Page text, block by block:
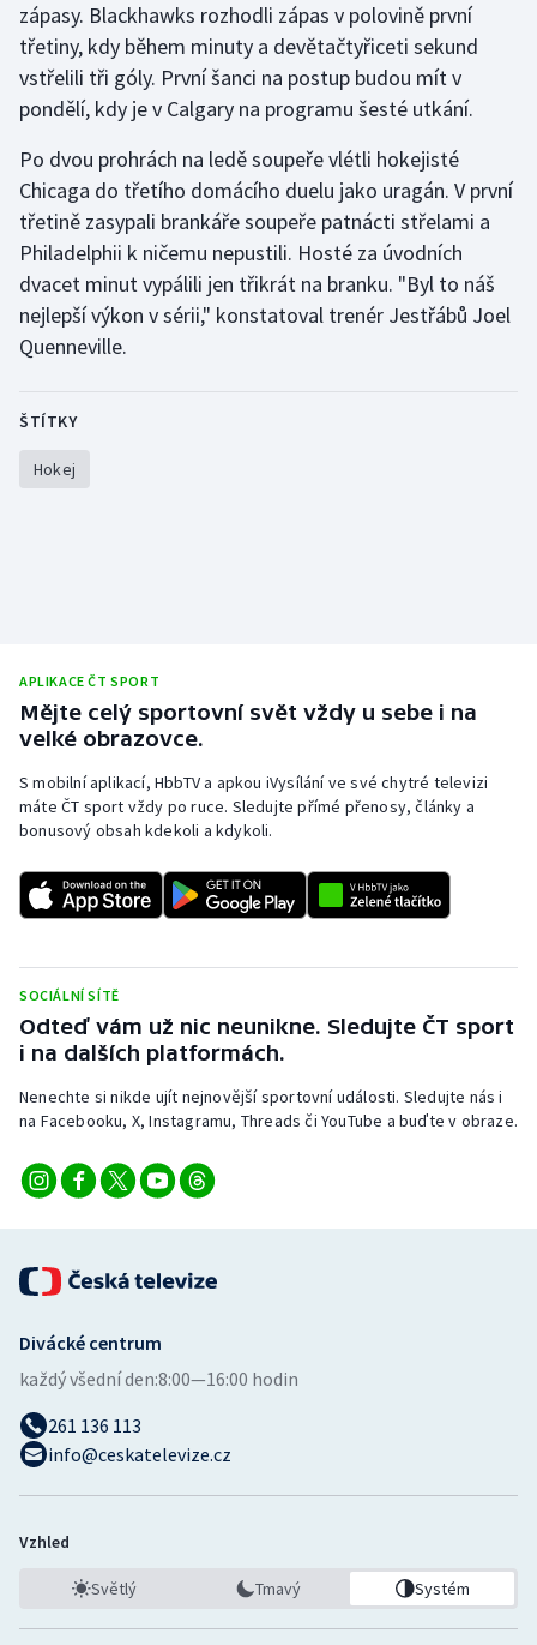
Stolní tenis
Triatlon
Veslování
Vodní slalom
Volejbal
Ostatní
zápasy. Blackhawks rozhodli zápas v polovině první
třetiny, kdy během minuty a devětačtyřiceti sekund
vstřelili tři góly. První šanci na postup budou mít v
pondělí, kdy je v Calgary na programu šesté utkání.
Po dvou prohrách na ledě soupeře vlétli hokejisté
Chicaga do třetího domácího duelu jako uragán. V první
třetině zasypali brankáře soupeře patnácti střelami a
Philadelphii k ničemu nepustili. Hosté za úvodních
dvacet minut vypálili jen třikrát na branku. "Byl to náš
nejlepší výkon v sérii," konstatoval trenér Jestřábů Joel
Quenneville.
ŠTÍTKY
Hokej
APLIKACE ČT SPORT
Mějte celý sportovní svět vždy u sebe i na
velké obrazovce.
S mobilní aplikací, HbbTV a apkou iVysílání ve své chytré televizi
máte ČT sport vždy po ruce. Sledujte přímé přenosy, články a
bonusový obsah kdekoli a kdykoli.
SOCIÁLNÍ SÍTĚ
Odteď vám už nic neunikne. Sledujte ČT sport
i na dalších platformách.
Nenechte si nikde ujít nejnovější sportovní události. Sledujte nás i
na Facebooku, X, Instagramu, Threads či YouTube a buďte v obraze.
Divácké centrum
každý všední den:8:00—16:00 hodin
261 136 113
info@ceskatelevize.cz
Vzhled
Světlý Tmavý Systém